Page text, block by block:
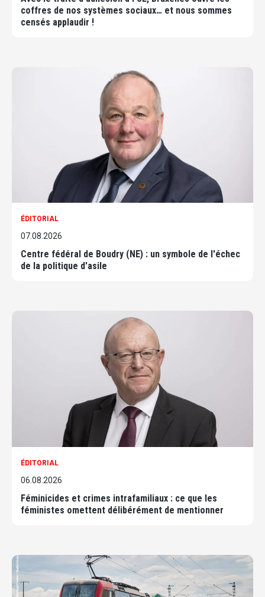
coffres de nos systèmes sociaux… et nous sommes
censés applaudir !
ÉDITORIAL
07.08.2026
Centre fédéral de Boudry (NE) : un symbole de l'échec
de la politique d'asile
ÉDITORIAL
06.08.2026
Féminicides et crimes intrafamiliaux : ce que les
féministes omettent délibérément de mentionner